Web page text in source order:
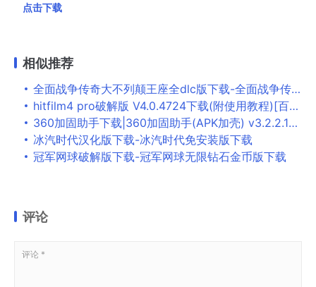
点击下载
相似推荐
全面战争传奇大不列颠王座全dlc版下载-全面战争传奇大不列颠王座破解版下载
hitfilm4 pro破解版 V4.0.4724下载(附使用教程)[百度网盘资源]
360加固助手下载|360加固助手(APK加壳) v3.2.2.1最新版下载
冰汽时代汉化版下载-冰汽时代免安装版下载
冠军网球破解版下载-冠军网球无限钻石金币版下载
评论